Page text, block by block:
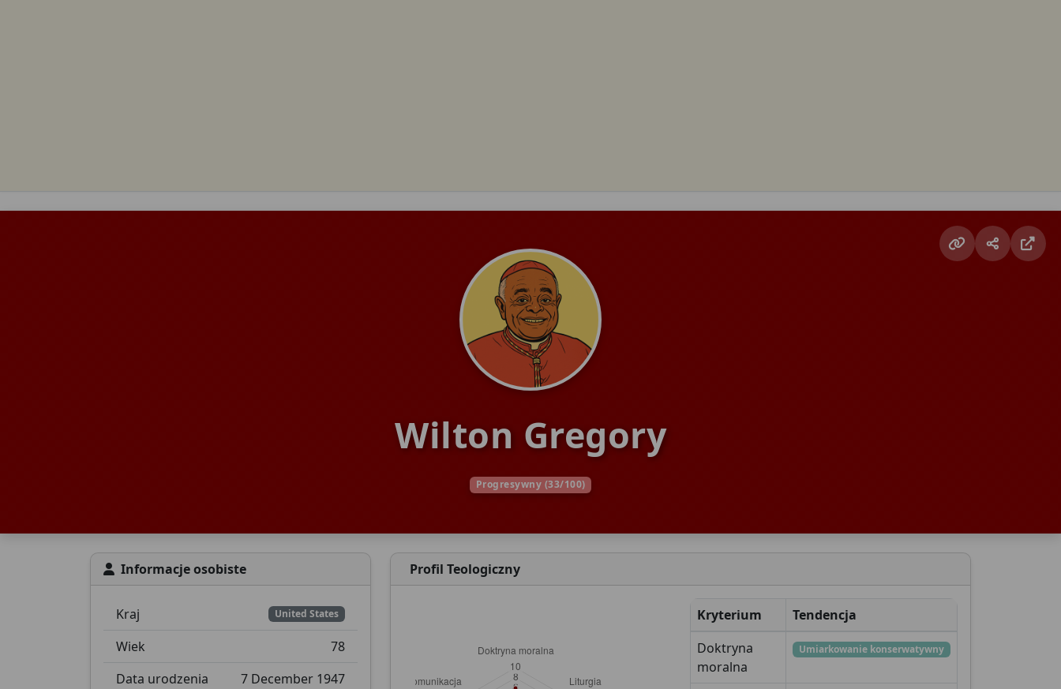
Wilton Gregory
Progresywny (33/100)
Informacje osobiste
Kraj United States
Wiek
78
Data urodzenia
7 December 1947
Profil Teologiczny
Kryterium
Tendencja
Doktryna
moralna
Umiarkowanie konserwatywny